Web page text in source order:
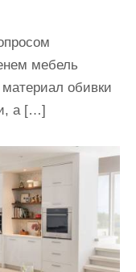
мебель
обивки
а […]